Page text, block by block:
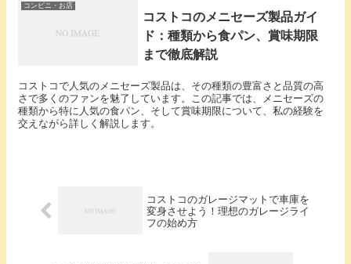
コンビニ・お店
コストコのメニセーズ製品ガイ
ド：種類から食パン、賞味期限
まで徹底解説
コストコで人気のメニセーズ製品は、その種類の豊富さと品質の高
さで多くのファンを魅了しています。この記事では、メニセーズの
種類から特に人気の食パン、そして賞味期限について、私の経験を
交えながら詳しく解説します。
コストコのガレージマットで車庫を
変身させよう！理想のガレージライ
フの始め方